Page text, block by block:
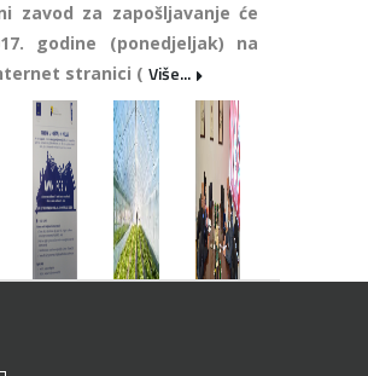
zavod za zapošljavanje će
godine (ponedjeljak) na
stranici ( Više...